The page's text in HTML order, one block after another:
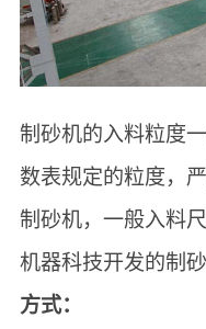
制砂机的入料粒度
数表规定的粒度，
制砂机，一般入料
机器科技开发的制
方式：